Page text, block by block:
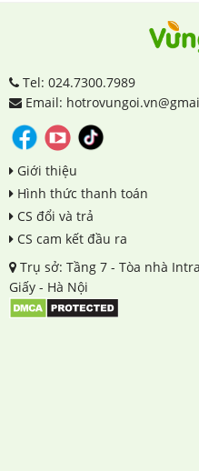
Tel: 024.7300.7989
Email:
Giới thiệu
Hình thức thanh toán
CS đổi và trả
CS cam kết đầu ra
Trụ sở: Tầng 7 - Tòa nhà
Giấy - Hà Nội